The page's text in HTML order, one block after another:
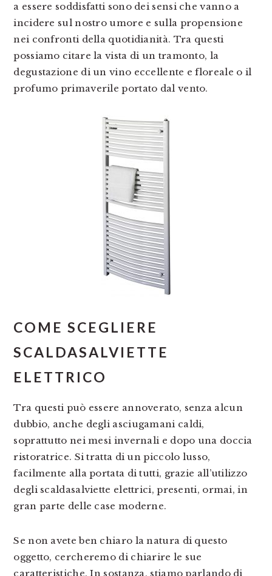
a essere soddisfatti sono dei sensi che vanno a
incidere sul nostro umore e sulla propensione
nei confronti della quotidianità. Tra questi
possiamo citare la vista di un tramonto, la
degustazione di un vino eccellente e floreale o il
profumo primaverile portato dal vento.
COME SCEGLIERE
SCALDASALVIETTE
ELETTRICO
Tra questi può essere annoverato, senza alcun
dubbio, anche degli asciugamani caldi,
soprattutto nei mesi invernali e dopo una doccia
ristoratrice. Si tratta di un piccolo lusso,
facilmente alla portata di tutti, grazie all’utilizzo
degli scaldasalviette elettrici, presenti, ormai, in
gran parte delle case moderne.
Se non avete ben chiaro la natura di questo
oggetto, cercheremo di chiarire le sue
caratteristiche. In sostanza, stiamo parlando di